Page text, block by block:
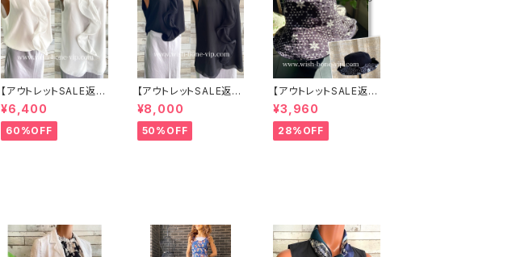
【アウトレットSALE返品
交換不可8/20まで】イ
タリア製 CASADEILU
CA ITALY｜前フリル＆
BIGフリルトップス /ホワ
¥6,400
60%OFF
【アウトレットSALE返品
交換不可8/20まで】イ
タリア製 CASADEILU
CA ITALY｜前フリル＆
BIGフリルトップス /ブラ
¥8,000
50%OFF
【アウトレットSALE返品
交換不可8/20まで】ワ
ッフル立体フラワー＆無
地 2way リバーシブル
ハット・ワイヤー入り変
¥3,960
28%OFF